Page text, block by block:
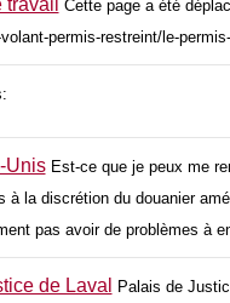
Cette page a été
permis-restreint/le-
Unis Est-ce que je peux me
à la discrétion du douanier
pas avoir de problèmes à
de Laval
Palais de